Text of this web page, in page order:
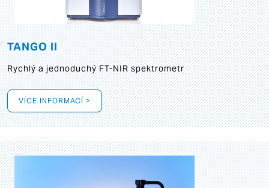
TANGO II
Rychlý a jednoduchý FT-NIR spektrometr
VÍCE INFORMACÍ >